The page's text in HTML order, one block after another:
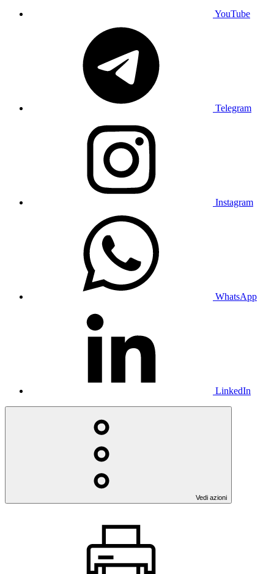
YouTube
Telegram
Instagram
WhatsApp
LinkedIn
Vedi azioni